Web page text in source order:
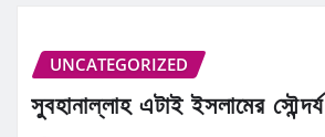
UNCATEGORIZED
সুবহানাল্লাহ এটাই ইসলামের সৌন্দর্য